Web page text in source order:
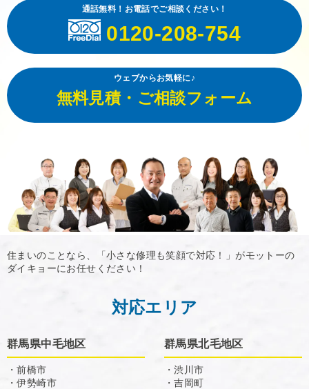
通話無料！お電話でご相談ください！
0120-208-754
ウェブからお気軽に♪
無料見積・ご相談フォーム
住まいのことなら、「小さな修理も笑顔で対応！」がモットーの
ダイキョーにお任せください！
対応エリア
群馬県中毛地区
・前橋市
・伊勢崎市
群馬県北毛地区
・渋川市
・吉岡町